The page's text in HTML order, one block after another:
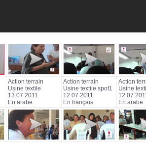
Action terrain
Usine textile
13.07.2011
En arabe
Action terrain
Usine textile spot1
12.07.2011
En français
Action
Usine
En arabe